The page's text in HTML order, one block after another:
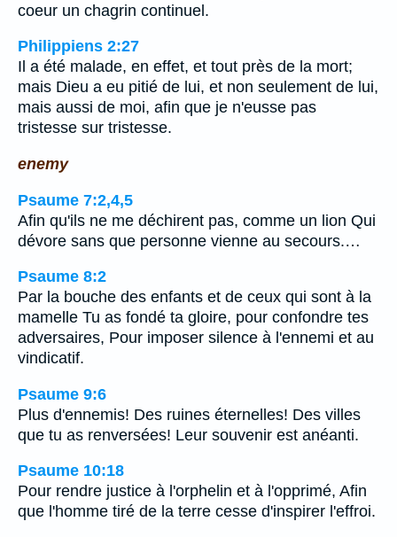
coeur un chagrin continuel.
Philippiens 2:27
Il a été malade, en effet, et tout près de la mort;
mais Dieu a eu pitié de lui, et non seulement de lui,
mais aussi de moi, afin que je n'eusse pas
tristesse sur tristesse.
enemy
Psaume 7:2,4,5
Afin qu'ils ne me déchirent pas, comme un lion Qui
dévore sans que personne vienne au secours.…
Psaume 8:2
Par la bouche des enfants et de ceux qui sont à la
mamelle Tu as fondé ta gloire, pour confondre tes
adversaires, Pour imposer silence à l'ennemi et au
vindicatif.
Psaume 9:6
Plus d'ennemis! Des ruines éternelles! Des villes
que tu as renversées! Leur souvenir est anéanti.
Psaume 10:18
Pour rendre justice à l'orphelin et à l'opprimé, Afin
que l'homme tiré de la terre cesse d'inspirer l'effroi.